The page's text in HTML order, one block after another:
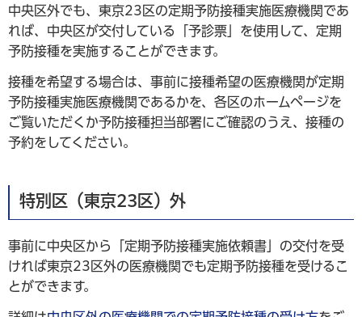
中央区外でも、東京23区の定期予防接種実施医療機関であ
れば、中央区が交付している「予診票」を使用して、定期
予防接種を実施することができます。
接種を希望する場合は、事前に接種希望の医療機関が定期
予防接種実施医療機関であるかを、各区のホームページを
ご覧いただくか予防接種担当部署にご確認のうえ、接種の
予約をしてください。
特別区（東京23区）外
事前に中央区から「定期予防接種実施依頼書」の交付を受
ければ東京23区外の医療機関でも定期予防接種を受けるこ
とができます。